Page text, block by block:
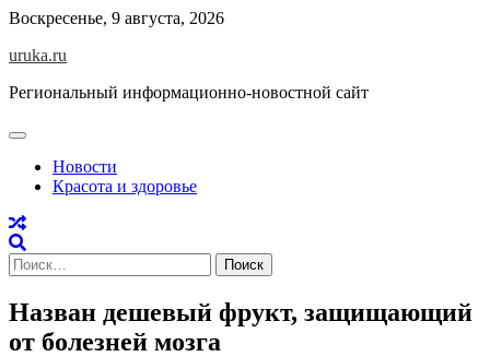
Skip
content
Воскресенье, 9 августа, 2026
uruka.ru
Региональный информационно-новостной сайт
Новости
Красота и здоровье
Найти:
Назван дешевый фрукт, защищающий
от болезней мозга